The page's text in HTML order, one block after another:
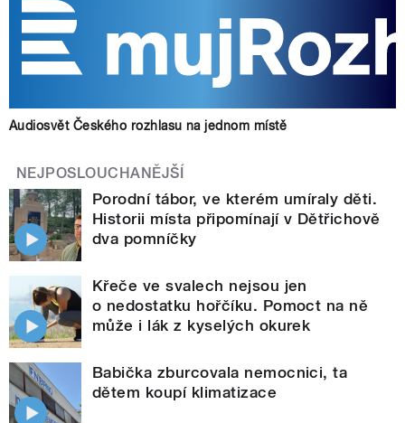
Audiosvět Českého rozhlasu na jednom místě
NEJPOSLOUCHANĚJŠÍ
Porodní tábor, ve kterém umíraly děti.
Historii místa připomínají v Dětřichově
dva pomníčky
Křeče ve svalech nejsou jen
o nedostatku hořčíku. Pomoct na ně
může i lák z kyselých okurek
Babička zburcovala nemocnici, ta
dětem koupí klimatizace